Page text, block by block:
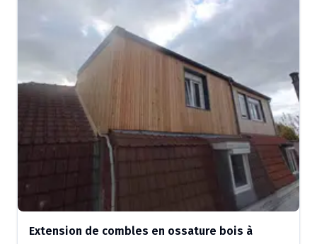
Extension de combles en ossature bois à